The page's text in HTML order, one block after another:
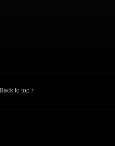
Back to top ↑